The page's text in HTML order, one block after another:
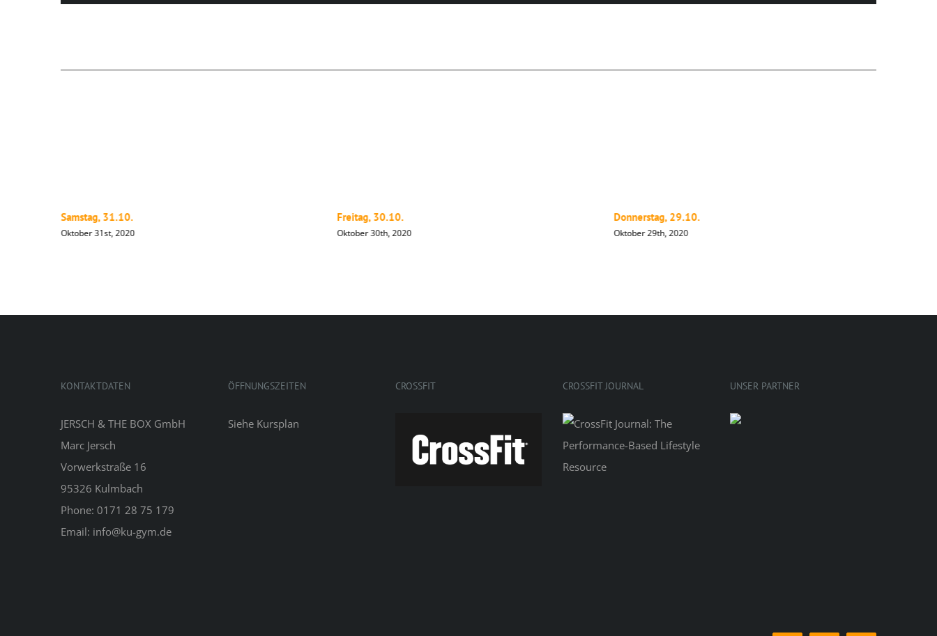
Samstag, 31.10.
Oktober 31st, 2020
Freitag, 30.10.
Oktober 30th, 2020
Donnerstag, 29.10.
Oktober 29th, 2020
KONTAKTDATEN
JERSCH & THE BOX GmbH
Marc Jersch
Vorwerkstraße 16
95326 Kulmbach
Phone: 0171 28 75 179
Email: info@ku-gym.de
ÖFFNUNGSZEITEN
Siehe Kursplan
CROSSFIT CROSSFIT JOURNAL UNSER PARTNER